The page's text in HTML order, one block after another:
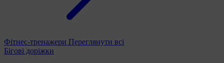
Фітнес-тренажери Переглянути всі
Бігові доріжки